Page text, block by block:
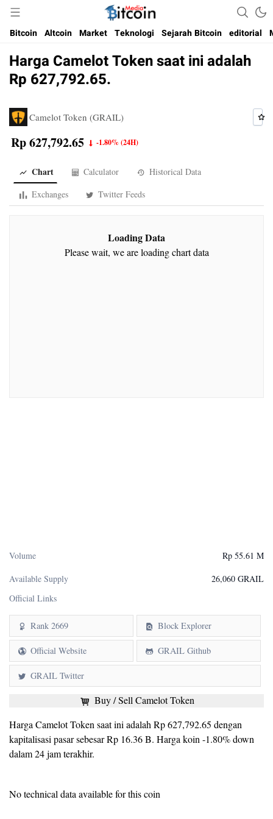
Bitcoin Media Indonesia
Media Bitcoin dan Cryptocurrency, dan Blockchain di Indonesia
Bitcoin Altcoin Market Teknologi Sejarah Bitcoin editorial
Harga Camelot Token saat ini adalah
Rp 627,792.65.
Camelot Token (GRAIL)
Rp 627,792.65 -1.80%(24H)
Volume
Rp 55.61 M
Available Supply
26,060 GRAIL
Official Links
Rank 2669 Block Explorer
Official Website GRAIL Github
GRAIL Twitter
Buy / Sell Camelot Token
Harga Camelot Token saat ini adalah Rp 627,792.65 dengan
kapitalisasi pasar sebesar Rp 16.36 B. Harga koin -1.80% down
dalam 24 jam terakhir.
Chart Calculator
Historical Data
Exchanges
Twitter Feeds
Loading Data
Please wait, we are loading chart data
No technical data available for this coin